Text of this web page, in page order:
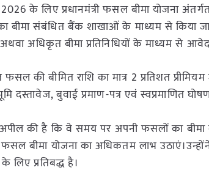
के लिए प्रधानमंत्री फसल बीमा योजना
बीमा संबंधित बैंक शाखाओं के माध्यम से किया
अथवा अधिकृत बीमा प्रतिनिधियों के माध्यम से
की बीमित राशि का मात्र 2 प्रतिशत
दस्तावेज, बुवाई प्रमाण-पत्र एवं स्वप्रमाणित
की है कि वे समय पर अपनी फसलों का
फसल बीमा योजना का अधिकतम लाभ
लिए प्रतिबद्ध है।